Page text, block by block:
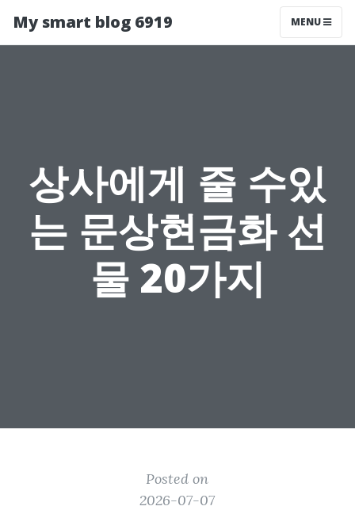
My smart blog 6919 MENU
상사에게 줄 수있
는 문상현금화 선
물 20가지
Posted on
2026-07-07